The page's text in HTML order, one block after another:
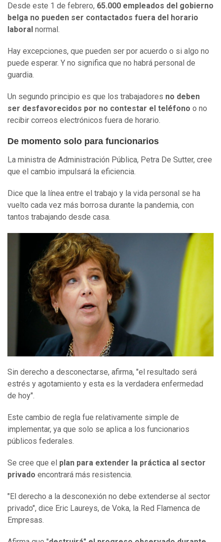
Desde este 1 de febrero, 65.000 empleados del gobierno
belga no pueden ser contactados fuera del horario
laboral normal.
Hay excepciones, que pueden ser por acuerdo o si algo no
puede esperar. Y no significa que no habrá personal de
guardia.
Un segundo principio es que los trabajadores no deben
ser desfavorecidos por no contestar el teléfono o no
recibir correos electrónicos fuera de horario.
De momento solo para funcionarios
La ministra de Administración Pública, Petra De Sutter, cree
que el cambio impulsará la eficiencia.
Dice que la línea entre el trabajo y la vida personal se ha
vuelto cada vez más borrosa durante la pandemia, con
tantos trabajando desde casa.
Sin derecho a desconectarse, afirma, "el resultado será
estrés y agotamiento y esta es la verdadera enfermedad
de hoy".
Este cambio de regla fue relativamente simple de
implementar, ya que solo se aplica a los funcionarios
públicos federales.
Se cree que el plan para extender la práctica al sector
privado encontrará más resistencia.
"El derecho a la desconexión no debe extenderse al sector
privado", dice Eric Laureys, de Voka, la Red Flamenca de
Empresas.